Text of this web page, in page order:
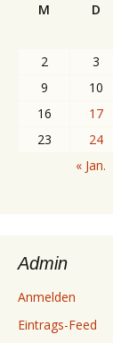
M
D
2
3
9
10
16
17
23
24
« Jan.
Admin
Anmelden
Eintrags-Feed